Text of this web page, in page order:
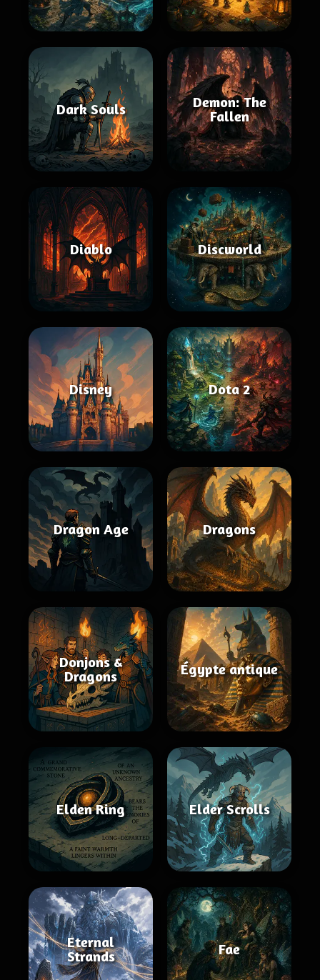
Dark Souls
Demon: The
Fallen
Diablo Discworld
Disney Dota 2
Dragon Age Dragons
Donjons &
Dragons
Égypte antique
Elden Ring Elder Scrolls
Eternal
Strands
Fae